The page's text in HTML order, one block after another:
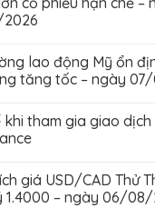
lao động Mỹ ổn
tăng tốc – ngày
khi tham gia giao dịch
giá USD/CAD Thử
1.4000 – ngày 06/